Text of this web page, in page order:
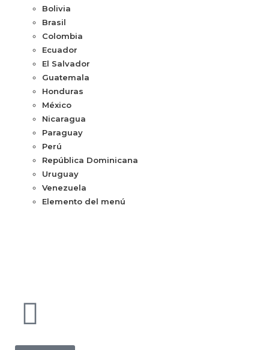
Bolivia
Brasil
Colombia
Ecuador
El Salvador
Guatemala
Honduras
México
Nicaragua
Paraguay
Perú
República Dominicana
Uruguay
Venezuela
Elemento del menú